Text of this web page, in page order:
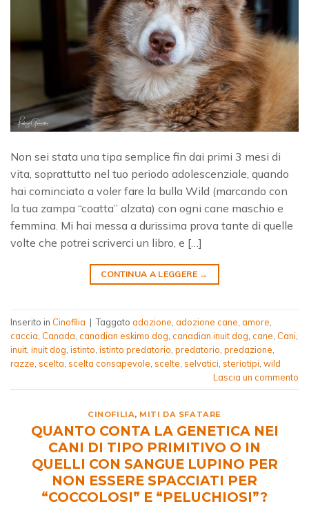
Non sei stata una tipa semplice fin dai primi 3 mesi di
vita, soprattutto nel tuo periodo adolescenziale, quando
hai cominciato a voler fare la bulla Wild (marcando con
la tua zampa “coatta” alzata) con ogni cane maschio e
femmina. Mi hai messa a durissima prova tante di quelle
volte che potrei scriverci un libro, e […]
CONTINUA A LEGGERE →
Inserito in Cinofilia | Taggato adozione adozione cane amore
caccia Canada canadian eskimo dog canadian inuit dog cane Cani
inuit inuit dog istinto istinto predatorio predatorio predazione
razze scelta scelta consapevole scelte selvatici steriotipi wild
Lascia un commento
CINOFILIA, MITI DA SFATARE
QUANTO CONTA LA GENETICA NEI
CANI DI TIPO PRIMITIVO O IN
QUELLI CON SANGUE LUPINO PER
NON ESSERE SPACCIATI PER
“COCCOLOSI” E “PELUCHIOSI”?